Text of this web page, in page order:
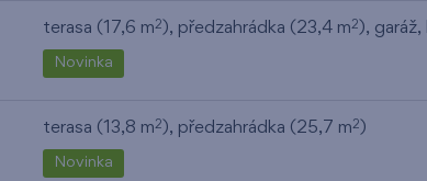
terasa (17,6 m2 ), předzahrádka (23,4 m2 ), garáž,
Novinka
terasa (13,8 m2 ), předzahrádka (25,7 m2 )
Novinka